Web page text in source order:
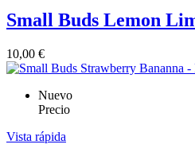
Small Buds Lemon
10,00 €
Nuevo
Precio
Vista rápida